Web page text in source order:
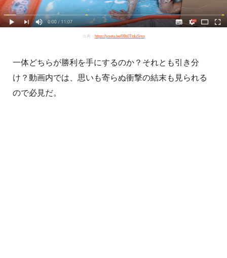
出典： https://youtu.be/06b0TtduSms
一体どちらが勝利を手にするのか？それとも引き分
け？動画内では、思いも寄らぬ衝撃の結末も見られる
ので必見だ。